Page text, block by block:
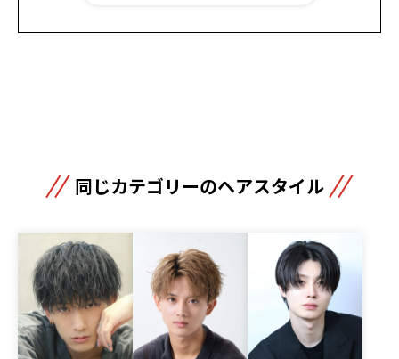
同じカテゴリーのヘアスタイル